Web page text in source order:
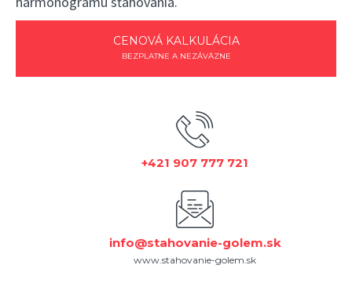
CENOVÁ KALKULÁCIA
BEZPLATNE A NEZÁVÄZNE
+421 907 777 721
info@stahovanie-golem.sk
www.stahovanie-golem.sk